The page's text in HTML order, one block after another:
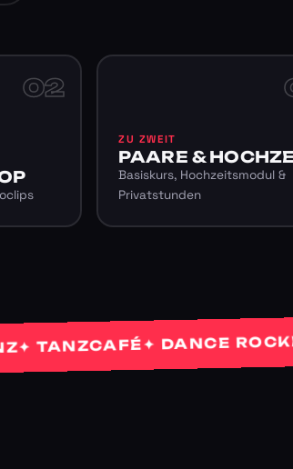
02
ZU ZWEIT
PAARE &
Basiskurs, Hochzeitsmodul &
Privatstunden
✦ DANCE ROCKETS✦